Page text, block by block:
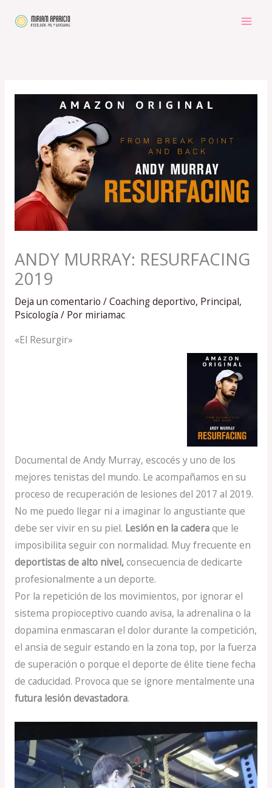
ANDY MURRAY: RESURFACING
2019
Deja un comentario /Coaching deportivo, Principal,
Psicología / Por miriamac
«El Resurgir»
Documental de Andy Murray, escocés y uno de los
mejores tenistas del mundo. Le acompañamos en su
proceso de recuperación de lesiones del 2017 al 2019.
No me puedo llegar ni a imaginar lo angustiante que
debe ser vivir en su piel. Lesión en la caderaque le
imposibilita seguir con normalidad. Muy frecuente en
deportistas de alto nivel,consecuencia de dedicarte
profesionalmente a un deporte.
Por la repetición de los movimientos, por ignorar el
sistema propioceptivo cuando avisa, la adrenalina o la
dopamina enmascaran el dolor durante la competición,
el ansia de seguir estando en la zona top, por la fuerza
de superación o porque el deporte de élite tiene fecha
de caducidad. Provoca que se ignore mentalmente una
futura lesión devastadora.